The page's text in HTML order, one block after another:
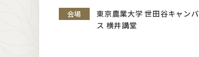
会場
東京農業大学 世田谷キャンパ
ス 横井講堂